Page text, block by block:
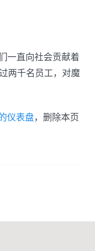
一直向社会贡献着
两千名员工，对魔
仪表盘，删除本页